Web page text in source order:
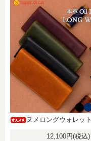
ヌメロングウォレット
12,100円(税込)